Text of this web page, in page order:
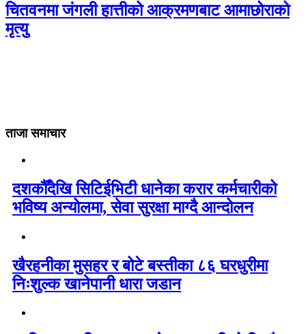
चितवनमा जंगली हात्तीको आक्रमणबाट आमाछोराको
मृत्यु
ताजा समाचार
दशकौँदेखि सिटिईभिटी धानेका करार कर्मचारीको
भविष्य अन्योलमा, सेवा सुरक्षा माग्दै आन्दोलन
खैरहनीका मुसहर र बोटे बस्तीका ८६ घरधुरीमा
निःशुल्क खानेपानी धारा जडान